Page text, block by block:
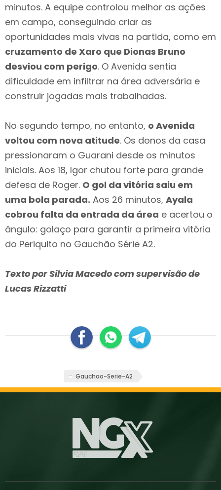
minutos. A equipe controlou melhor as ações
em campo, conseguindo criar as
oportunidades mais vivas na partida, como em
cruzamento de Xaro que Dionas Bruno
desviou com perigo. O Avenida sentia
dificuldade em infiltrar na área adversária e
construir jogadas mais trabalhadas.
No segundo tempo, no entanto, o Avenida
voltou com nova atitude. Os donos da casa
pressionaram o Guarani desde os minutos
iniciais. Aos 18, Igor chutou forte para grande
defesa de Roger. O gol da vitória saiu em
uma bola parada. Aos 26 minutos, Ayala
cobrou falta da entrada da área e acertou o
ângulo: golaço para garantir a primeira vitória
do Periquito no Gauchão Série A2.
Texto por Silvia Macedo com supervisão de
Lucas Rizzatti
Gauchao-Serie-A2